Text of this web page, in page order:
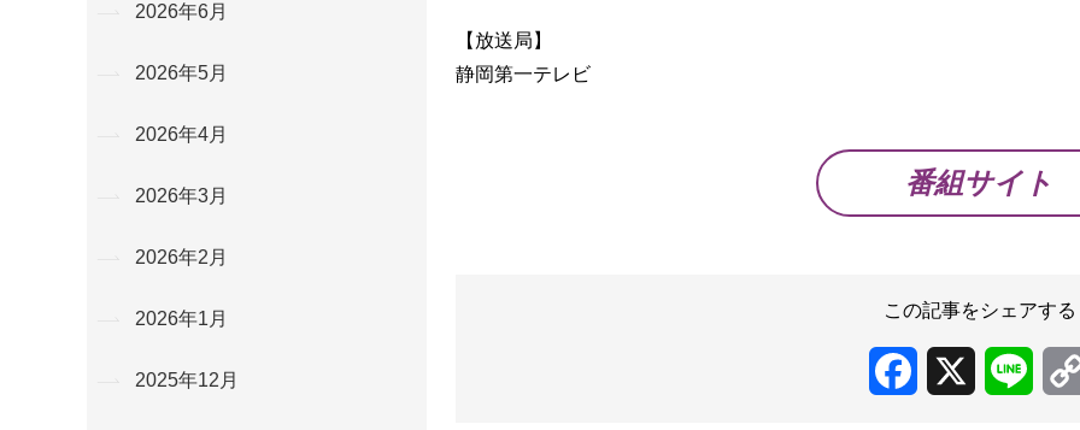
【放送局】
静岡第一テレビ
番組サイト
この記事をシェアする
Facebook Line
2026年6月
2026年5月
2026年4月
2026年3月
2026年2月
2026年1月
2025年12月